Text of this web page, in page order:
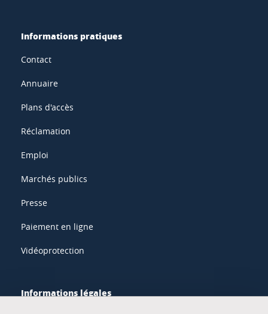
Informations pratiques
Contact
Annuaire
Plans d'accès
Réclamation
Emploi
Marchés publics
Presse
Paiement en ligne
Vidéoprotection
Informations légales